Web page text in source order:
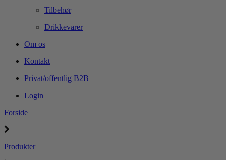
Tilbehør
Drikkevarer
Om os
Kontakt
Privat/offentlig B2B
Login
Forside
Produkter